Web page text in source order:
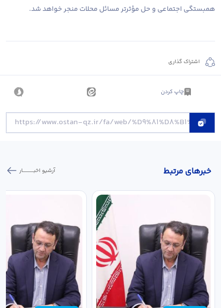
همبستگی اجتماعی و حل مؤثرتر مسائل محلات منجر خواهد شد.
اشتراک گذاری
چاپ کردن
خبر‌های مرتبط آرشیو اخبـــــــــــار